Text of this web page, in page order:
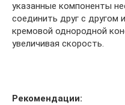
указанные компоненты
соединить друг с другом
кремовой однородной
увеличивая скорость.
Рекомендации: